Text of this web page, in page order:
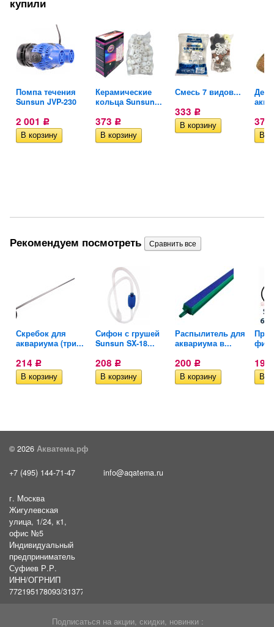
купили
Помпа течения
Sunsun JVP-230
2 001 Р
Керамические
кольца Sunsun...
373 Р
Смесь 7 видов...
333 Р
372
Рекомендуем посмотреть
Скребок для
аквариума (три...
214 Р
Сифон с грушей
Sunsun SX-18...
208 Р
Распылитель для
аквариума в...
200 Р 198
© 2026 Акватема.рф
+7 (495) 144-71-47 info@aqatema.ru
г. Москва
Жигулевская
улица, 1/24, к1,
офис №5
Индивидуальный
предприниматель
Суфиев Р.Р.
ИНН/ОГРНИП
772195178093/31377461610054
Подписаться на акции, скидки, новинки :